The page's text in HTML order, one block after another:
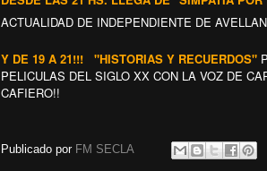
ACTUALIDAD DE INDEPENDIENTE DE
Y DE 19 A 21!!! "HISTORIAS Y RECUERDOS"
PELICULAS DEL SIGLO XX CON LA VOZ DE
CAFIERO!!
Publicado por FM SECLA